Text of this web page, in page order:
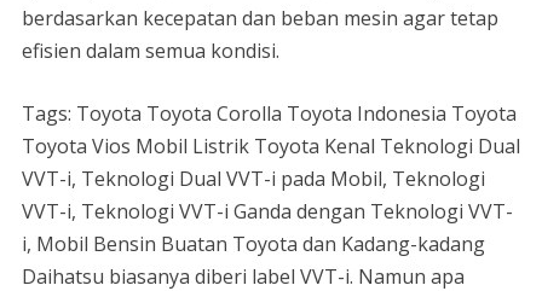
berdasarkan kecepatan dan beban mesin agar tetap
efisien dalam semua kondisi.
Tags: Toyota Toyota Corolla Toyota Indonesia Toyota
Toyota Vios Mobil Listrik Toyota Kenal Teknologi Dual
VVT-i, Teknologi Dual VVT-i pada Mobil, Teknologi
VVT-i, Teknologi VVT-i Ganda dengan Teknologi VVT-
i, Mobil Bensin Buatan Toyota dan Kadang-kadang
Daihatsu biasanya diberi label VVT-i. Namun apa